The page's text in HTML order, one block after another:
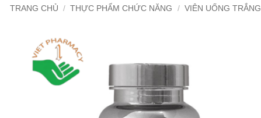
TRANG CHỦ / THỰC PHẨM CHỨC NĂNG / VIÊN UỐNG